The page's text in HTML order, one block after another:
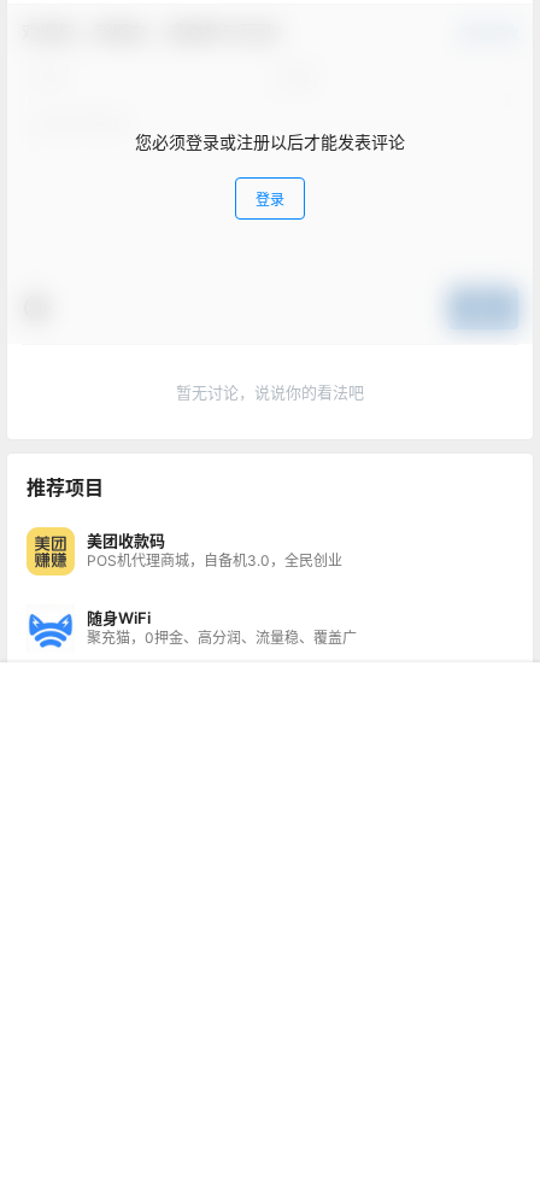
您必须登录或注册以后才能发表评论
登录
暂无讨论，说说你的看法吧
推荐项目
美团收款码
POS机代理商城，自备机3.0，全民创业
随身WiFi
聚充猫，0押金、高分润、流量稳、覆盖广